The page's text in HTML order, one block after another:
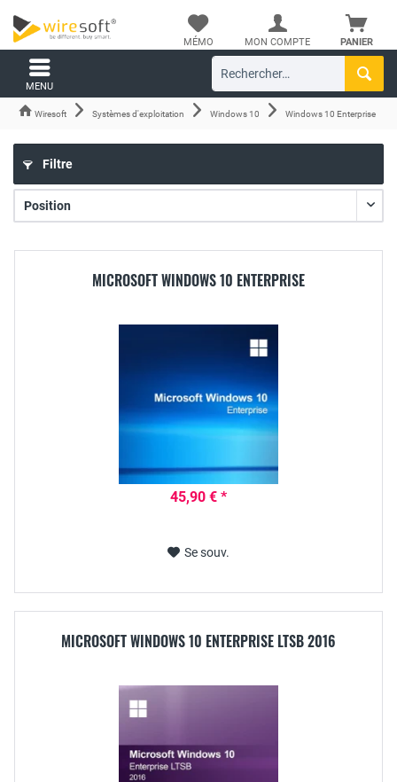
PANIER
MÉMO MON COMPTE
MENU
Wiresoft Systèmes d'exploitation Windows 10 Windows 10 Enterprise
Filtre
MICROSOFT WINDOWS 10 ENTERPRISE
45,90 € *
Se souv.
MICROSOFT WINDOWS 10 ENTERPRISE LTSB 2016